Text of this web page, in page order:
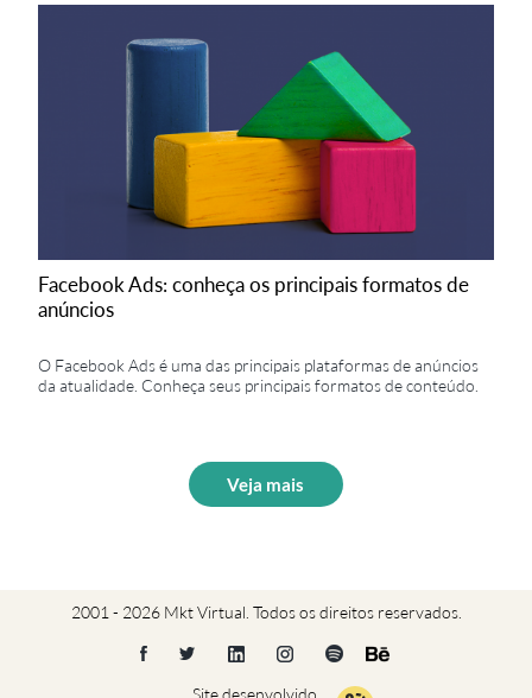
Facebook Ads: conheça os principais formatos de
anúncios
O Facebook Ads é uma das principais plataformas de anúncios
da atualidade. Conheça seus principais formatos de conteúdo.
Veja mais
2001 - 2026 Mkt Virtual. Todos os direitos reservados.
Site desenvolvido